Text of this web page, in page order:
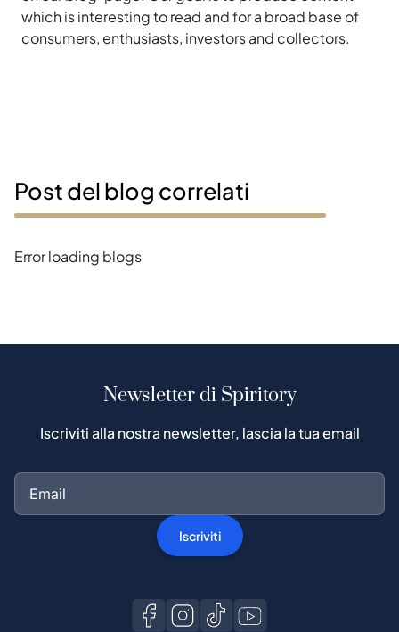
which is interesting to read and for a broad base of
consumers, enthusiasts, investors and collectors.
Post del blog correlati
Error loading blogs
Newsletter di Spiritory
Iscriviti alla nostra newsletter, lascia la tua email
Iscriviti